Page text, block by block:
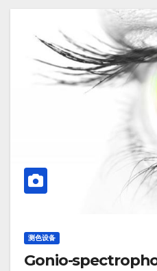
测色设备
Gonio-